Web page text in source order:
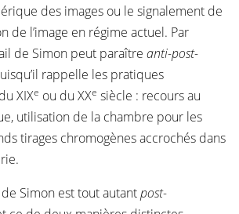
des images ou le signalement de
de l’image en régime actuel. Par
de Simon peut paraître anti-post-
rappelle les pratiques
XIXe ou du XXe siècle : recours au
utilisation de la chambre pour les
tirages chromogènes accrochés dans
Simon est tout autantpost-